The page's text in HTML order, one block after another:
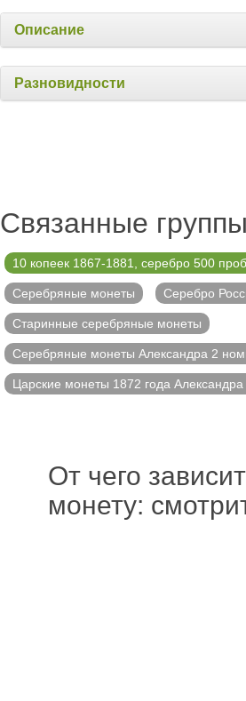
Описание
Разновидности
Связанные
10 копеек 1867-1881, серебро 500
Серебряные монеты Серебро
Старинные серебряные монеты
Серебряные монеты Александра 2
Царские монеты 1872 года Александра
От чего
монету: